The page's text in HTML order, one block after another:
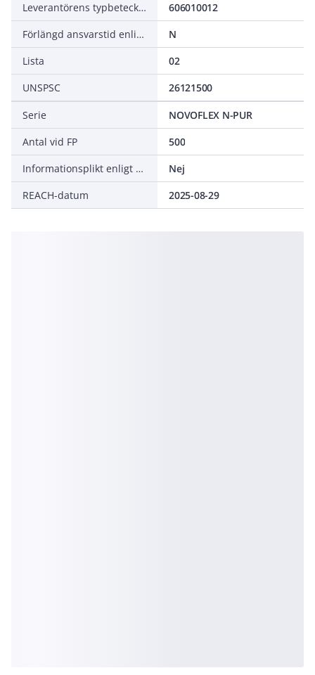
Leverantörens typbeteckning
606010012
Förlängd ansvarstid enligt ALEM-09
N
Lista
02
UNSPSC
26121500
Serie
NOVOFLEX N-PUR
Antal vid FP
500
Informationsplikt enligt REACH
Nej
REACH-datum
2025-08-29